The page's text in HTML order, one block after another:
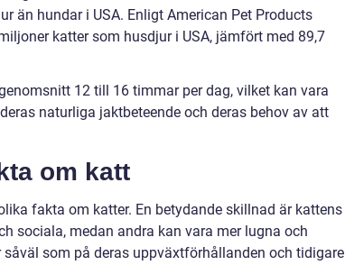
än hundar i USA. Enligt American Pet Products
katter som husdjur i USA, jämfört med 89,7
12 till 16 timmar per dag, vilket kan vara
naturliga jaktbeteende och deras behov av att
om katt
fakta om katter. En betydande skillnad är kattens
sociala, medan andra kan vara mer lugna och
som på deras uppväxtförhållanden och tidigare